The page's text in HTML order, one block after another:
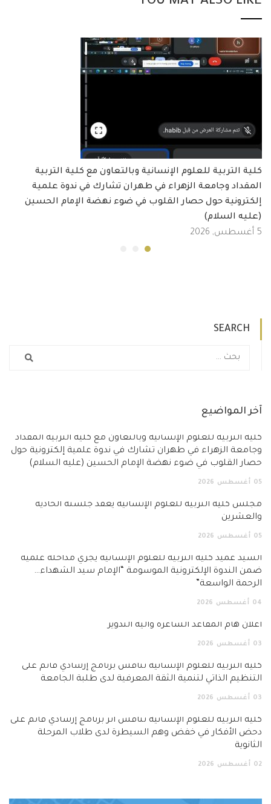
كلية التربية للعلوم الإنسانية وبالتعاون مع كلية التربية
المقداد وجامعة الزهراء في طهران تشارك في ندوة علمية
إلكترونية حول حصار القلوب في ضوء نهضة الإمام الحسين
(عليه السلام)
5 أغسطس, 2026
SEARCH
آخر المواضيع
كلية التربية للعلوم الإنسانية وبالتعاون مع كلية التربية المقداد
وجامعة الزهراء في طهران تشارك في ندوة علمية إلكترونية حول
حصار القلوب في ضوء نهضة الإمام الحسين (عليه السلام)
05 أغسطس 2026
مجلس كلية التربية للعلوم الإنسانية يعقد جلسته الحادية
والعشرين
05 أغسطس 2026
السيد عميد كلية التربية للعلوم الإنسانية يجري مداخلة علمية
ضمن الندوة الإلكترونية الموسومة “الإمام سيد الشهداء…
الرحمة الواسعة”
04 أغسطس 2026
اعلان هام المقاعد الشاغرة وآلية التدوير
03 أغسطس 2026
كلية التربية للعلوم الإنسانية تناقش برنامج إرشادي قائم على
التنظيم الذاتي لتنمية الثقة المعرفية لدى طلبة الجامعة
03 أغسطس 2026
كلية التربية للعلوم الإنسانية تناقش أثر برنامج إرشادي قائم على
دحض الأفكار في خفض وهم السيطرة لدى طلاب المرحلة
الثانوية
02 أغسطس 2026